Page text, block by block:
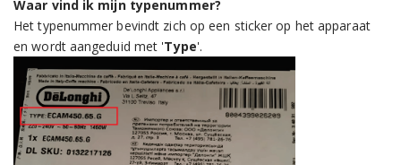
BCO430BC 0132510005
BCO430BM 0132510003
Waar vind ik mijn typenummer?
Het typenummer bevindt zich op een sticker op het apparaat
en wordt aangeduid met 'Type'.